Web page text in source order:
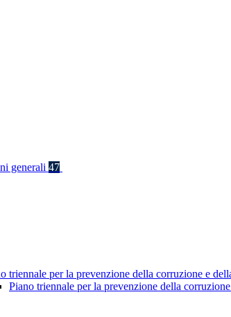
generali 47
triennale per la prevenzione della corruzione e
Piano triennale per la prevenzione della